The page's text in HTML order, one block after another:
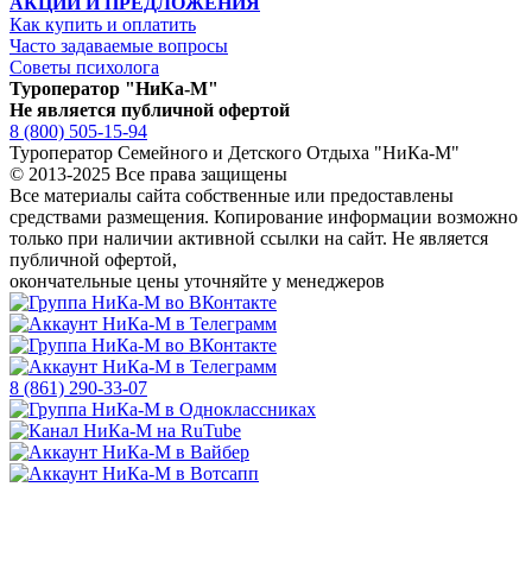
Как купить и оплатить
Часто задаваемые вопросы
Советы психолога
Туроператор "НиКа-М"
Не является публичной офертой
8 (800) 505-15-94
Туроператор Семейного и Детского Отдыха "НиКа-М"
© 2013-2025 Все права защищены
Все материалы сайта собственные или предоставлены
средствами размещения. Копирование информации возможно
только при наличии активной ссылки на сайт. Не является
публичной офертой,
окончательные цены уточняйте у менеджеров
8 (861) 290-33-07